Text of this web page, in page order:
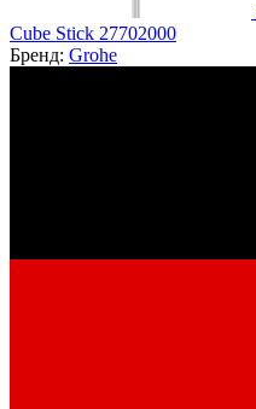
Cube Stick 27702000
Бренд: Grohe